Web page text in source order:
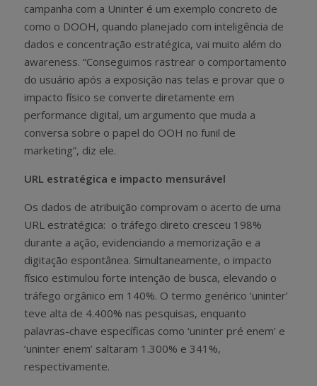
campanha com a Uninter é um exemplo concreto de
como o DOOH, quando planejado com inteligência de
dados e concentração estratégica, vai muito além do
awareness. “Conseguimos rastrear o comportamento
do usuário após a exposição nas telas e provar que o
impacto físico se converte diretamente em
performance digital, um argumento que muda a
conversa sobre o papel do OOH no funil de
marketing”, diz ele.
URL estratégica e impacto mensurável
Os dados de atribuição comprovam o acerto de uma
URL estratégica: o tráfego direto cresceu 198%
durante a ação, evidenciando a memorização e a
digitação espontânea. Simultaneamente, o impacto
físico estimulou forte intenção de busca, elevando o
tráfego orgânico em 140%. O termo genérico ‘uninter’
teve alta de 4.400% nas pesquisas, enquanto
palavras-chave específicas como ‘uninter pré enem’ e
‘uninter enem’ saltaram 1.300% e 341%,
respectivamente.